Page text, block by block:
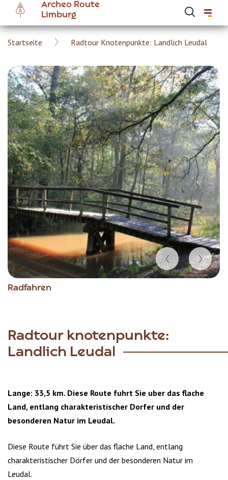
main
content
Archeo Route
Limburg
Breadcrumb
Startseite Radtour Knotenpunkte: Landlich Leudal
Radfahren
Item
Radtour knotenpunkte:
Landlich Leudal
Lange: 33,5 km. Diese Route fuhrt Sie uber das flache
Land, entlang charakteristischer Dorfer und der
besonderen Natur im Leudal.
Diese Route führt Sie über das flache Land, entlang
charakteristischer Dörfer und der besonderen Natur im
Leudal.